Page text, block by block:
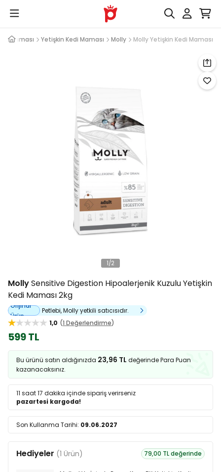
Maması Yetişkin Kedi Maması Molly Molly Yetişkin Kedi Maması
1/2
MollySensitive Digestion Hipoalerjenik Kuzulu Yetişkin
Kedi Maması 2kg
Orijinal
Ürün
Petlebi, Molly yetkili satıcısıdır.
1,0
1 Değerlendirme
599 TL
Bu ürünü satın aldığınızda 23,96 TL değerinde Para Puan
kazanacaksınız.
11 saat 17 dakika içinde sipariş verirseniz
pazartesi kargoda!
Son Kullanma Tarihi: 09.06.2027
Hediyeler (1 Ürün) 79,00 TL değerinde